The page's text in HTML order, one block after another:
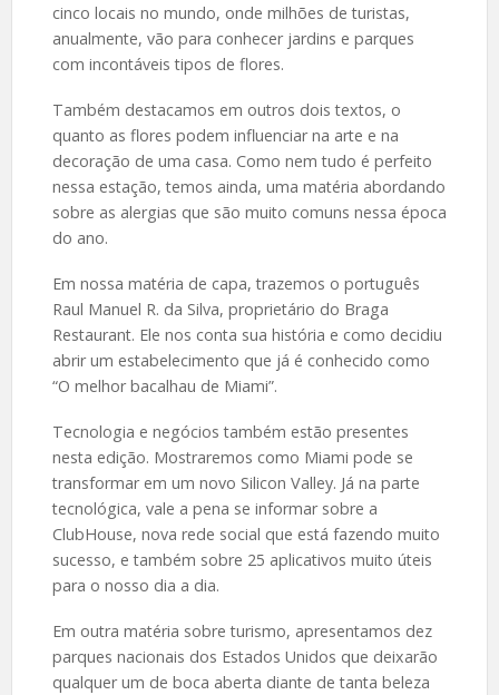
cinco locais no mundo, onde milhões de turistas,
anualmente, vão para conhecer jardins e parques
com incontáveis tipos de flores.
Também destacamos em outros dois textos, o
quanto as flores podem influenciar na arte e na
decoração de uma casa. Como nem tudo é perfeito
nessa estação, temos ainda, uma matéria abordando
sobre as alergias que são muito comuns nessa época
do ano.
Em nossa matéria de capa, trazemos o português
Raul Manuel R. da Silva, proprietário do Braga
Restaurant. Ele nos conta sua história e como decidiu
abrir um estabelecimento que já é conhecido como
“O melhor bacalhau de Miami”.
Tecnologia e negócios também estão presentes
nesta edição. Mostraremos como Miami pode se
transformar em um novo Silicon Valley. Já na parte
tecnológica, vale a pena se informar sobre a
ClubHouse, nova rede social que está fazendo muito
sucesso, e também sobre 25 aplicativos muito úteis
para o nosso dia a dia.
Em outra matéria sobre turismo, apresentamos dez
parques nacionais dos Estados Unidos que deixarão
qualquer um de boca aberta diante de tanta beleza